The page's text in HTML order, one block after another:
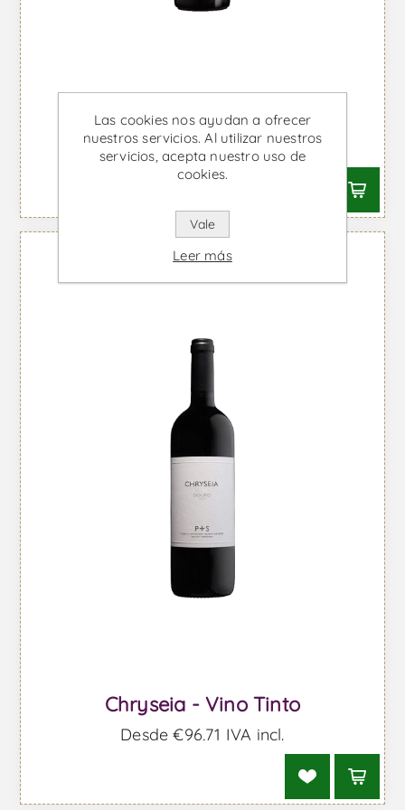
Alandra - Vino Tinto
Desde €4,32 IVA incl.
Chryseia - Vino Tinto
Desde €96,71 IVA incl.
Las cookies nos ayudan a ofrecer
nuestros servicios. Al utilizar nuestros
servicios, acepta nuestro uso de
cookies.
Vale
Leer más